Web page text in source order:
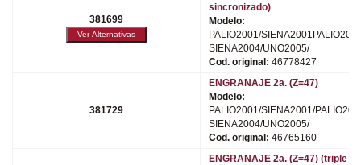
381699
sincronizado)
Modelo:
PALIO2001/
SIENA2004/UNO2005/
Cod. original: 46778427
381729
ENGRANAJE 2a. (Z=47)
Modelo:
PALIO2001/SIENA2001/
SIENA2004/UNO2005/
Cod. original: 46765160
ENGRANAJE 2a. (Z=47) (triple